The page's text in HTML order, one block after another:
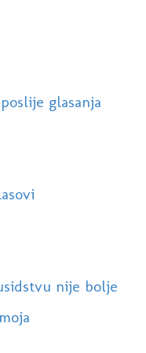
glasanja
nije bolje